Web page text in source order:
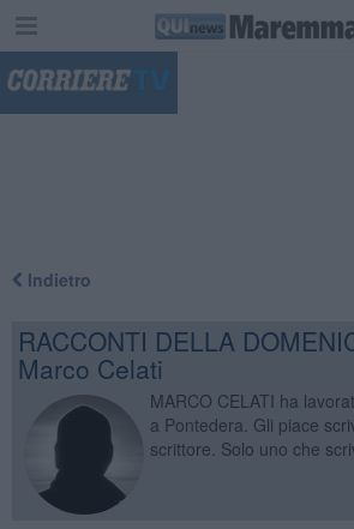
Indietro
RACCONTI DELLA
Marco Celati
MARCO CELATI ha
a Pontedera. Gli piace
scrittore. Solo uno che